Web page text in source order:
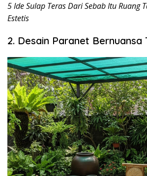
5 Ide Sulap Teras Dari Sebab Itu Ruang
Estetis
2. Desain Paranet Bernuansa